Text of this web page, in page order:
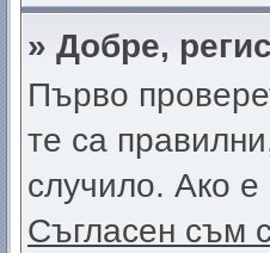
» Добре,
Първо
те са
случило. Ако
Съгласен съм